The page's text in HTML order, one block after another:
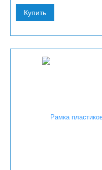
Купить